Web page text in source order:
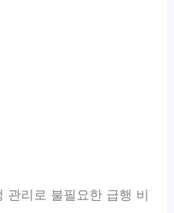
관리로 불필요한 급행 비